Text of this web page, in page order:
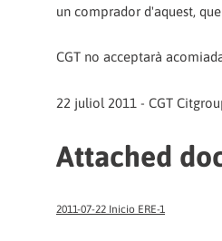
un comprador d'aquest,
CGT no acceptarà
22 juliol 2011 - CGT
Attached
2011-07-22 Inicio ERE-1